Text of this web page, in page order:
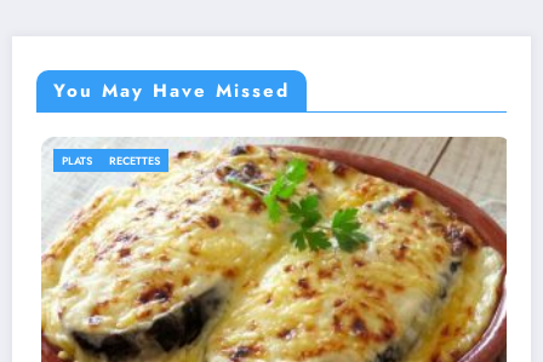
You May Have Missed
IDÉES RECETTES RECETTES